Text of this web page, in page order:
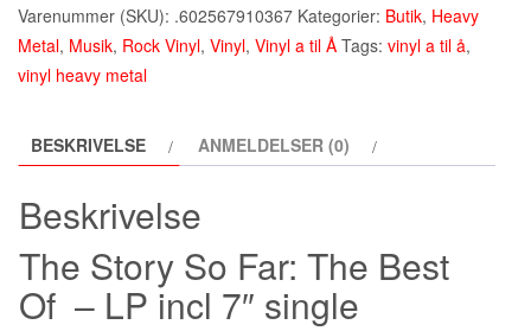
Varenummer (SKU): .602567910367 Kategorier: Butik, Heavy
Metal, Musik, Rock Vinyl, Vinyl, Vinyl a til Å Tags: vinyl a til å,
vinyl heavy metal
BESKRIVELSE ANMELDELSER (0)
Beskrivelse
The Story So Far: The Best
Of – LP incl 7″ single